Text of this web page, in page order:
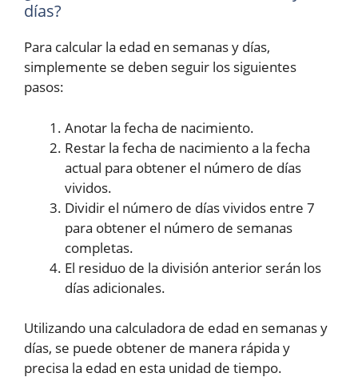
días?
Para calcular la edad en semanas y días,
simplemente se deben seguir los siguientes
pasos:
Anotar la fecha de nacimiento.
Restar la fecha de nacimiento a la fecha
actual para obtener el número de días
vividos.
Dividir el número de días vividos entre 7
para obtener el número de semanas
completas.
El residuo de la división anterior serán los
días adicionales.
Utilizando una calculadora de edad en semanas y
días, se puede obtener de manera rápida y
precisa la edad en esta unidad de tiempo.